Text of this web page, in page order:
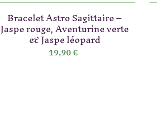
Bracelet Astro Sagittaire –
Jaspe rouge, Aventurine verte
& Jaspe léopard
19,90 €